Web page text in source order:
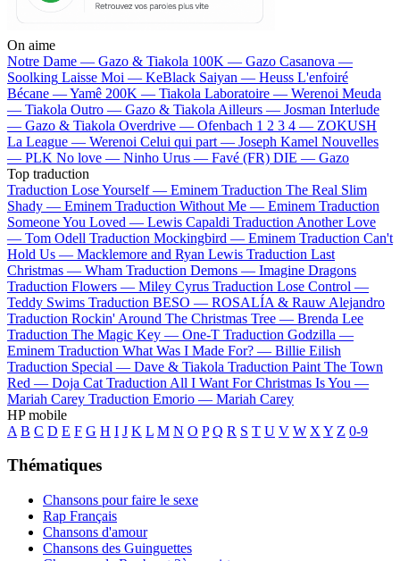
On aime
Notre Dame — Gazo & Tiakola 100K — Gazo Casanova —
Soolking Laisse Moi — KeBlack Saiyan — Heuss L'enfoiré
Bécane —Yamê 200K — Tiakola Laboratoire — Werenoi Meuda
— Tiakola Outro — Gazo & Tiakola Ailleurs — Josman Interlude
— Gazo & Tiakola Overdrive — Ofenbach 1 2 3 4 — ZOKUSH
La League — Werenoi Celui qui part — Joseph Kamel Nouvelles
— PLK No love — Ninho Urus — Favé (FR) DIE — Gazo
Top traduction
Traduction Lose Yourself — Eminem Traduction The Real Slim
Shady — Eminem Traduction Without Me — Eminem Traduction
Someone You Loved — Lewis Capaldi Traduction Another Love
— Tom Odell Traduction Mockingbird — Eminem Traduction Can't
Hold Us — Macklemore and Ryan Lewis Traduction Last
Christmas — Wham Traduction Demons — Imagine Dragons
Traduction Flowers — Miley Cyrus Traduction Lose Control —
Teddy Swims Traduction BESO — ROSALÍA & Rauw Alejandro
Traduction Rockin' Around The Christmas Tree — Brenda Lee
Traduction The Magic Key — One-T Traduction Godzilla —
Eminem Traduction What Was I Made For? — Billie Eilish
Traduction Special — Dave & Tiakola Traduction Paint The Town
Red — Doja Cat Traduction All I Want For Christmas Is You —
Mariah Carey Traduction Emorio — Mariah Carey
HP mobile
A B C D E F G H I J K L M N O P Q R S T U V W X Y Z 0-9
Thématiques
Chansons pour faire le sexe
Rap Français
Chansons d'amour
Chansons des Guinguettes